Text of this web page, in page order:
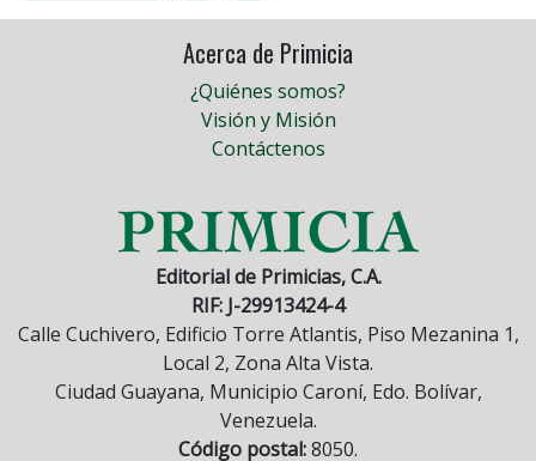
Acerca de Primicia
¿Quiénes somos?
Visión y Misión
Contáctenos
Editorial de Primicias, C.A.
RIF: J-29913424-4
Calle Cuchivero, Edificio Torre Atlantis, Piso Mezanina 1,
Local 2, Zona Alta Vista.
Ciudad Guayana, Municipio Caroní, Edo. Bolívar,
Venezuela.
Código postal:8050.